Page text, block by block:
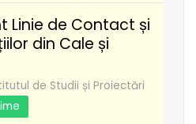
Linie de Contact și
din Cale și
de Studii și Proiectări